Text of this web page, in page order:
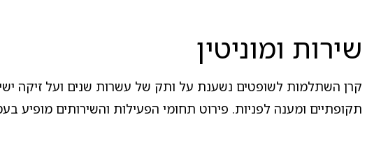
שירות ומוניטין
קרן השתלמות לשופטים נשענת על ותק של עשרות שנים ועל זיקה
תקופתיים ומענה לפניות. פירוט תחומי הפעילות והשירותים מופיע